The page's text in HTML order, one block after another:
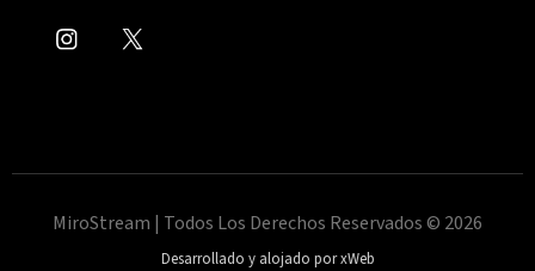
MiroStream | Todos Los Derechos Reservados © 2026
Desarrollado y alojado por xWeb